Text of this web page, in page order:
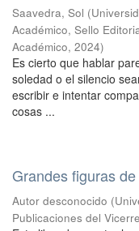
Saavedra, Sol (
Académico, Sello
Académico, 2024)
Es cierto que hablar
soledad o el silencio
escribir e intentar
cosas ...
Grandes figuras
Autor desconocido (
Publicaciones del